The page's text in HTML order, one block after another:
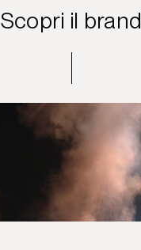
Scopri il brand